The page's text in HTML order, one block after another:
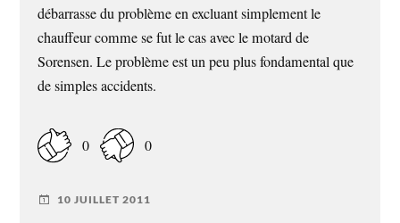
débarrasse du problème en excluant simplement le
chauffeur comme se fut le cas avec le motard de
Sorensen. Le problème est un peu plus fondamental que
de simples accidents.
0 0
10 JUILLET 2011